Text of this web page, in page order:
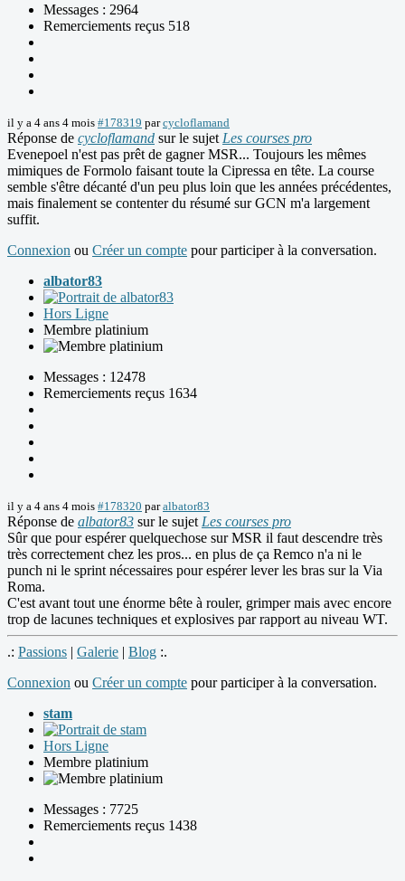
Messages : 2964
Remerciements reçus 518
il y a 4 ans 4 mois #178319 parcycloflamand
Réponse de cycloflamand sur le sujet Les courses pro
Evenepoel n'est pas prêt de gagner MSR... Toujours les mêmes
mimiques de Formolo faisant toute la Cipressa en tête. La course
semble s'être décanté d'un peu plus loin que les années précédentes,
mais finalement se contenter du résumé sur GCN m'a largement
suffit.
Connexion ou Créer un compte pour participer à la conversation.
albator83
Hors Ligne
Membre platinium
Messages : 12478
Remerciements reçus 1634
il y a 4 ans 4 mois #178320 paralbator83
Réponse de albator83 sur le sujet Les courses pro
Sûr que pour espérer quelquechose sur MSR il faut descendre très
très correctement chez les pros... en plus de ça Remco n'a ni le
punch ni le sprint nécessaires pour espérer lever les bras sur la Via
Roma.
C'est avant tout une énorme bête à rouler, grimper mais avec encore
trop de lacunes techniques et explosives par rapport au niveau WT.
.: Passions | Galerie | Blog :.
Connexion ou Créer un compte pour participer à la conversation.
stam
Hors Ligne
Membre platinium
Messages : 7725
Remerciements reçus 1438